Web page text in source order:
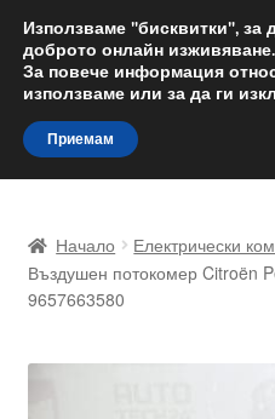
Доставка
Skip
to
navigation
Skip
to
content
Доставка по целия свят
Начало Електрически
Въздушен потокомер Citroën
9657663580
Използваме "бисквитки", за
доброто онлайн изживяване.
За повече информация
използваме или за да ги
Приемам